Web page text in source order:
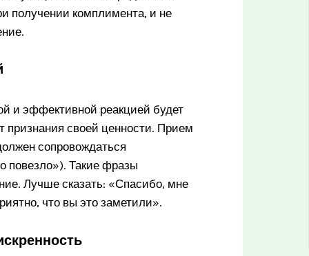
получении комплимента, и не
и эффективной реакцией будет
признания своей ценности. Прием
сопровождаться
повезло»). Такие фразы
Лучше сказать: «Спасибо, мне
что вы это заметили».